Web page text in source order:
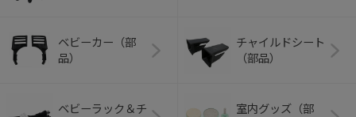
ベビーカー（部
品）
チャイルドシート
（部品）
ベビーラック＆チ
室内グッズ（部